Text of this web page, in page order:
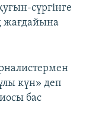
сүргінге
жағдайына
күн» деп
бас